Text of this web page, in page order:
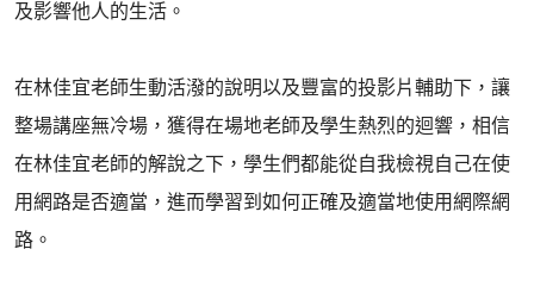
及影響他人的生活。
在林佳宜老師生動活潑的說明以及豐富的投影片輔助下，讓
整場講座無冷場，獲得在場地老師及學生熱烈的迴響，相信
在林佳宜老師的解說之下，學生們都能從自我檢視自己在使
用網路是否適當，進而學習到如何正確及適當地使用網際網
路。